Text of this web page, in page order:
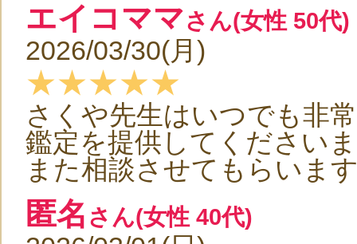
エイコママさん(女性 50代)
2026/03/30(月)
★★★★★
さくや先生はいつでも非
鑑定を提供してください
また相談させてもらいま
匿名 さん(女性 40代)